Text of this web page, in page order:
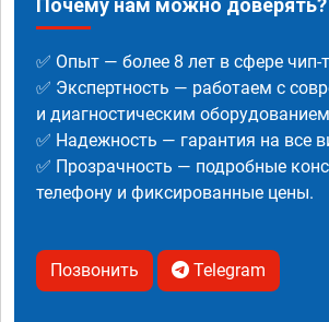
Почему нам можно доверять?
✅ Опыт — более 8 лет в сфере чип-
✅ Экспертность — работаем с
и диагностическим
✅ Надежность — гарантия на все
✅ Прозрачность — подробные
телефону и фиксированные цены.
Позвонить Telegram